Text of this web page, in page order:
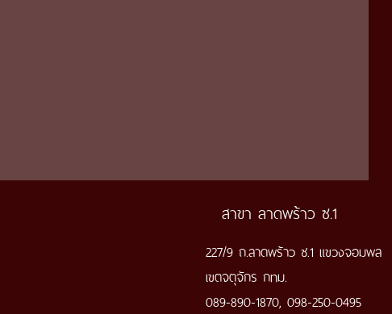
สาขา ลาดพร้าว ซ.1
227/9 ถ.ลาดพร้าว ซ.1 แขวงจอมพล
เขตจตุจักร กทม.
089-890-1870, 098-250-0495